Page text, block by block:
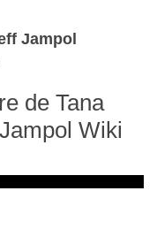
Jampol
de Tana
Wiki